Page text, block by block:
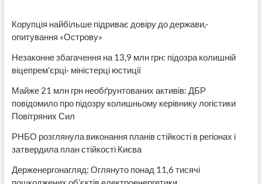
(ФОТО)
Корупція найбільше підриває довіру до держави,-
опитування «Острову»
Незаконне збагачення на 13,9 млн грн: підозра колишній
віцепрем’єрці- міністерці юстиції
Майже 21 млн грн необґрунтованих активів: ДБР
повідомило про підозру колишньому керівнику логістики
Повітряних Сил
РНБО розглянула виконання планів стійкості в регіонах і
затвердила план стійкості Києва
Держенергонагляд: Оглянуто понад 11,6 тисячі